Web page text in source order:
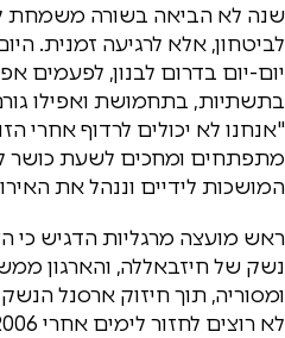
שנה לא הביאה בשורה משמחת
לביטחון, אלא לרגיעה זמנית.
יום-יום בדרום לבנון, לפעמים
בתשתיות, בתחמושת ואפילו
"אנחנו לא יכולים לרדוף אחרי
מתפתחים ומחכים לשעת כושר
המושכות לידיים וננהל את
ראש מועצה מרגליות הדגיש כי
נשק של חיזבאללה, והארגון
ומסוריה, תוך חיזוק ארסנל